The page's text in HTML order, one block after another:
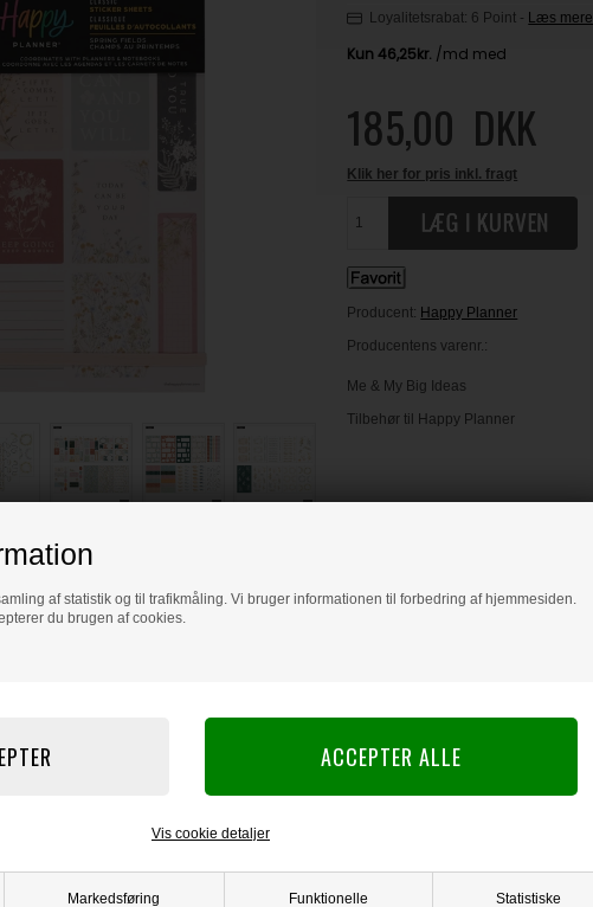
af statistik og til trafikmåling. Vi bruger informationen til forbedring af hjemmesiden.
du brugen af cookies.
Markedsføring Funktionelle Statistiske
Vis cookie detaljer
Loyalitetsrabat: 6 Point - Læs mere
185,00 DKK
Klik her for pris inkl. fragt
Producent: Happy Planner
Producentens varenr.:
Me & My Big Ideas
Tilbehør til Happy Planner